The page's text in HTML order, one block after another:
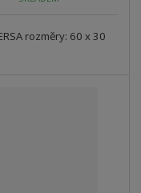
rozměry: 60 x 30